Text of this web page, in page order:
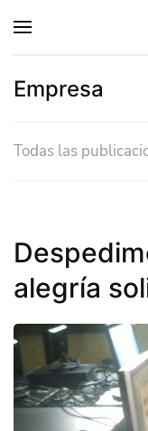
Empresa
Todas las
alegría